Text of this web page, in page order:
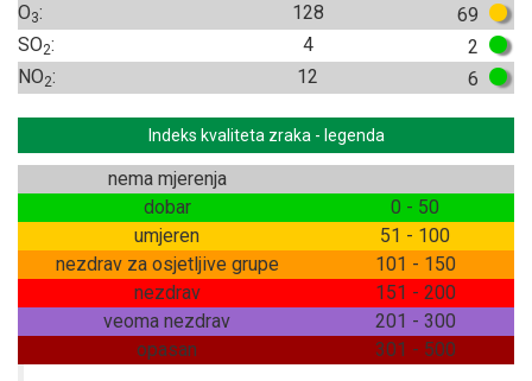
O3: 128
69
SO2: 4
2
NO2: 12 6
Indeks kvaliteta zraka - legenda
nema mjerenja
dobar
0 - 50
umjeren
51 - 100
nezdrav za osjetljive grupe
101 - 150
nezdrav
151 - 200
veoma nezdrav
201 - 300
opasan
301 - 500